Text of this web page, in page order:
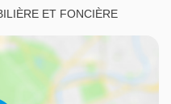
ET FONCIÈRE